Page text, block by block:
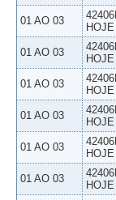
01 AO 03
01 AO 03
01 AO 03
01 AO 03
01 AO 03
01 AO 03